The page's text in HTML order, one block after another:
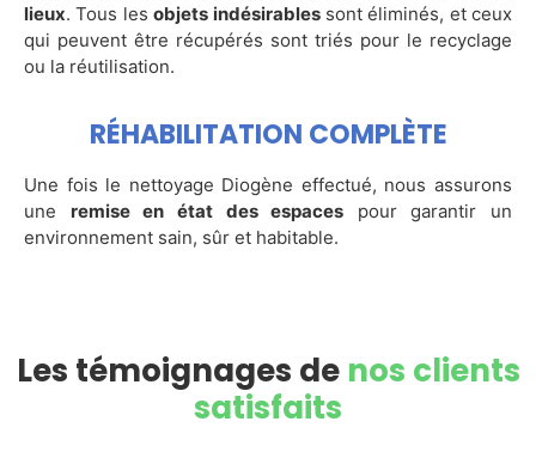
lieux. Tous lesobjets indésirablessont éliminés, et ceux
qui peuvent être récupérés sont triés pour le recyclage
ou la réutilisation.
RÉHABILITATION COMPLÈTE
Une fois le nettoyage Diogène effectué, nous assurons
une remise en état des espaces pour garantir un
environnement sain, sûr et habitable.
Les témoignages de nos clients
satisfaits